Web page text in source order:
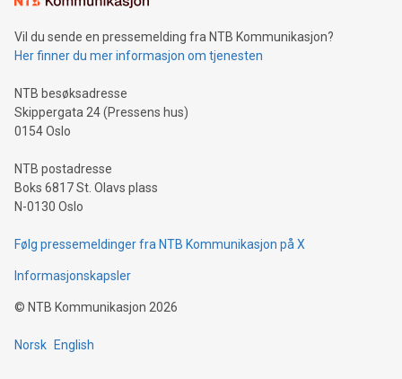
Vil du sende en pressemelding fra NTB Kommunikasjon?
Her finner du mer informasjon om tjenesten
NTB besøksadresse
Skippergata 24 (Pressens hus)
0154 Oslo
NTB postadresse
Boks 6817 St. Olavs plass
N-0130 Oslo
Følg pressemeldinger fra NTB Kommunikasjon på X
Informasjonskapsler
© NTB Kommunikasjon 2026
Norsk English